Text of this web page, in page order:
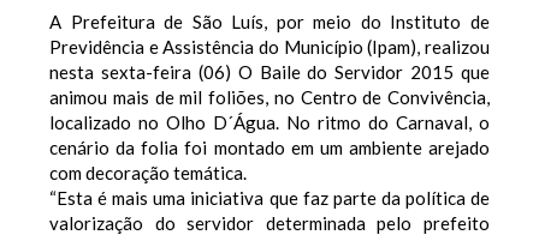
A Prefeitura de São Luís, por meio do Instituto de
Previdência e Assistência do Município (Ipam), realizou
nesta sexta-feira (06) O Baile do Servidor 2015 que
animou mais de mil foliões, no Centro de Convivência,
localizado no Olho D´Água. No ritmo do Carnaval, o
cenário da folia foi montado em um ambiente arejado
com decoração temática.
“Esta é mais uma iniciativa que faz parte da política de
valorização do servidor determinada pelo prefeito